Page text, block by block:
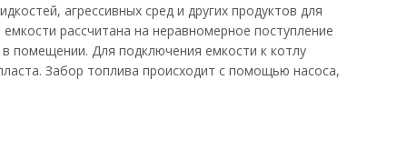
агрессивных сред и других продуктов для
рассчитана на неравномерное поступление
помещении. Для подключения емкости к котлу
Забор топлива происходит с помощью насоса,